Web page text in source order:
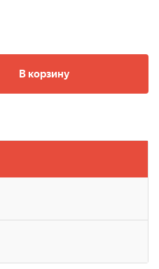
В корзину